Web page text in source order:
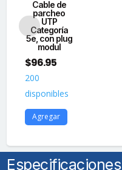
Metro
cantidad
Cable de
parcheo
UTP
Categoría
5e, con plug
modul
$96.95
200
disponibles
Agregar
Especificaciones